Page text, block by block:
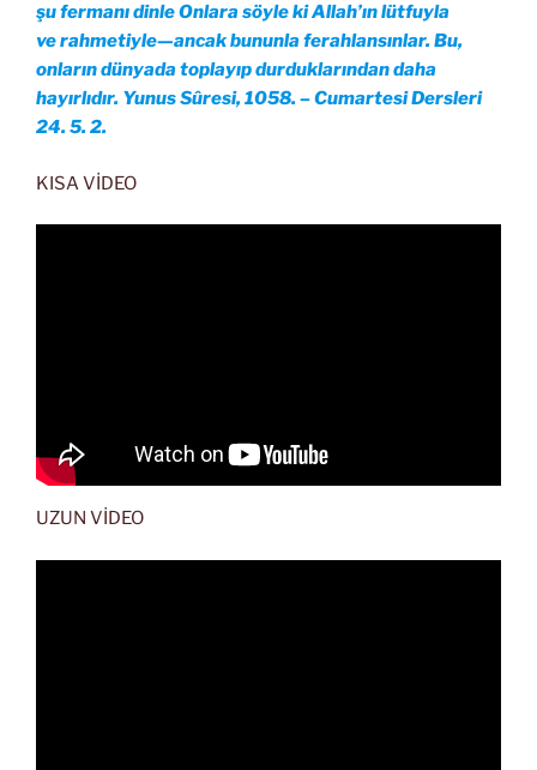
şu fermanı dinle Onlara söyle ki Allah’ın lütfuyla
ve rahmetiyle—ancak bununla ferahlansınlar. Bu,
onların dünyada toplayıp durduklarından daha
hayırlıdır. Yunus Sûresi, 1058. – Cumartesi Dersleri
24. 5. 2.
KISA VİDEO
UZUN VİDEO